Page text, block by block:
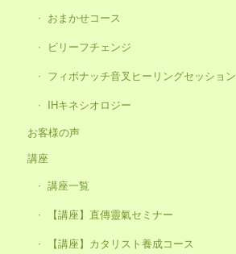
おまかせコース
ビリーフチェンジ
フィボナッチ音叉ヒーリングセッション
IHキネシオロジー
お客様の声
講座
講座一覧
【講座】直傳靈氣セミナー
【講座】カタリスト養成コース